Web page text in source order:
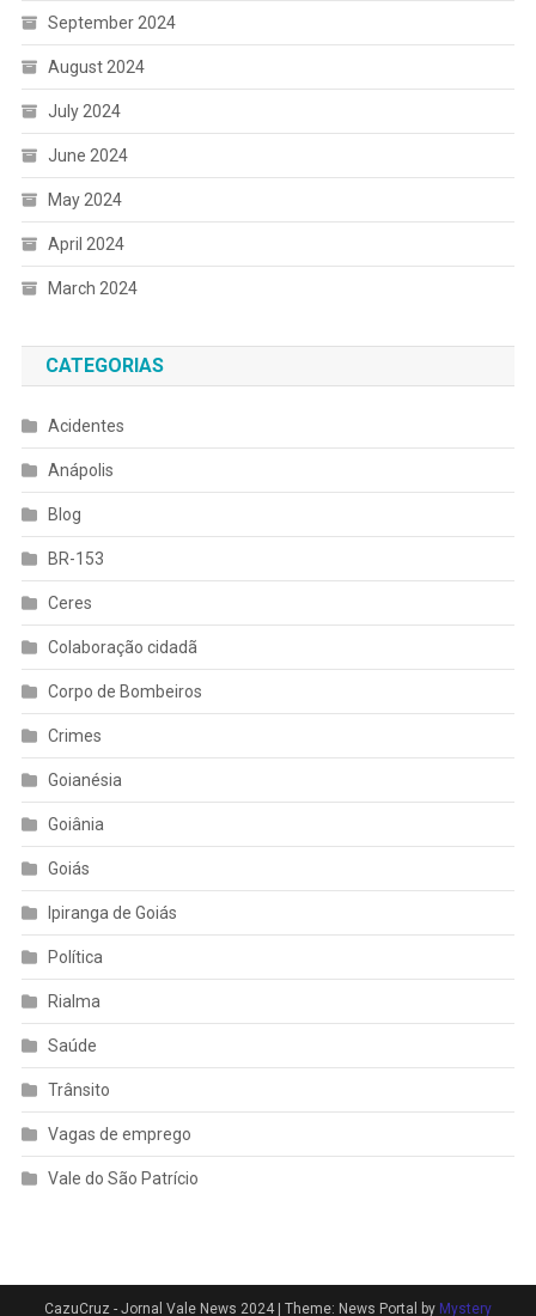
September 2024
August 2024
July 2024
June 2024
May 2024
April 2024
March 2024
CATEGORIAS
Acidentes
Anápolis
Blog
BR-153
Ceres
Colaboração cidadã
Corpo de Bombeiros
Crimes
Goianésia
Goiânia
Goiás
Ipiranga de Goiás
Política
Rialma
Saúde
Trânsito
Vagas de emprego
Vale do São Patrício
CazuCruz - Jornal Vale News 2024 Theme: News Portal by Mystery